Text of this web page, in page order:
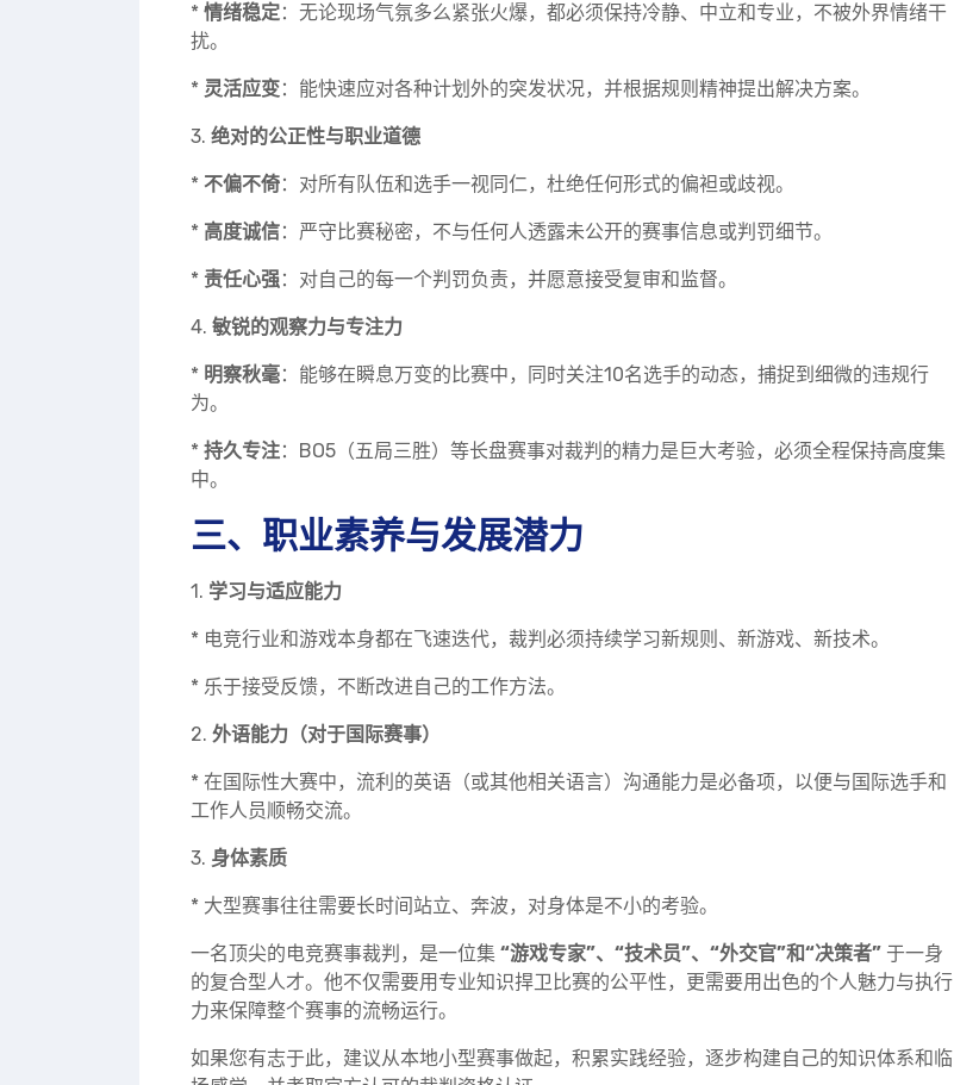
* 情绪稳定：无论现场气氛多么紧张火爆，都必须保持冷静、中立和专业，不被外界情绪干
扰。
* 灵活应变：能快速应对各种计划外的突发状况，并根据规则精神提出解决方案。
3. 绝对的公正性与职业道德
* 不偏不倚：对所有队伍和选手一视同仁，杜绝任何形式的偏袒或歧视。
* 高度诚信：严守比赛秘密，不与任何人透露未公开的赛事信息或判罚细节。
* 责任心强：对自己的每一个判罚负责，并愿意接受复审和监督。
4. 敏锐的观察力与专注力
* 明察秋毫：能够在瞬息万变的比赛中，同时关注10名选手的动态，捕捉到细微的违规行
为。
* 持久专注：BO5（五局三胜）等长盘赛事对裁判的精力是巨大考验，必须全程保持高度集
中。
三、职业素养与发展潜力
1. 学习与适应能力
* 电竞行业和游戏本身都在飞速迭代，裁判必须持续学习新规则、新游戏、新技术。
* 乐于接受反馈，不断改进自己的工作方法。
2. 外语能力（对于国际赛事）
* 在国际性大赛中，流利的英语（或其他相关语言）沟通能力是必备项，以便与国际选手和
工作人员顺畅交流。
3. 身体素质
* 大型赛事往往需要长时间站立、奔波，对身体是不小的考验。
一名顶尖的电竞赛事裁判，是一位集 “游戏专家”、“技术员”、“外交官”和“决策者” 于一身
的复合型人才。他不仅需要用专业知识捍卫比赛的公平性，更需要用出色的个人魅力与执行
力来保障整个赛事的流畅运行。
如果您有志于此，建议从本地小型赛事做起，积累实践经验，逐步构建自己的知识体系和临